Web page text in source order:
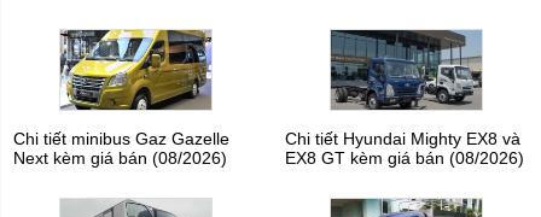
Chi tiết minibus Gaz Gazelle
Next kèm giá bán (08/2026)
Chi tiết Hyundai Mighty EX8 và
EX8 GT kèm giá bán (08/2026)